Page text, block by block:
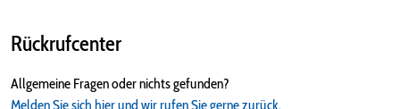
Rückrufcenter
Allgemeine Fragen oder nichts gefunden?
Melden Sie sich hier und wir rufen Sie gerne zurück.